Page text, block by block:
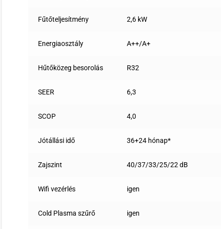
Fűtőteljesítmény 2,6 kW
Energiaosztály A++/A+
Hűtőközeg besorolás R32
SEER 6,3
SCOP 4,0
Jótállási idő 36+24 hónap*
Zajszint 40/37/33/25/22 dB
Wifi vezérlés igen
Cold Plasma szűrő igen